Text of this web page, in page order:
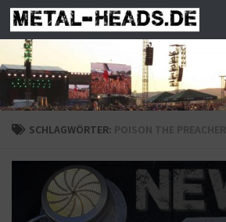
Zum Inhalt springen
SCHLAGWÖRTER: POISON THE PREACHER